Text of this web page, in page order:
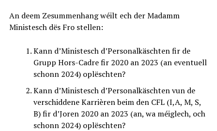
An deem Zesummenhang wéilt ech der Madamm
Ministesch dës Fro stellen:
Kann d’Ministesch d’Personalkäschten fir de
Grupp Hors-Cadre fir 2020 an 2023 (an eventuell
schonn 2024) oplëschten?
Kann d’Ministesch d’Personalkäschten vun de
verschiddene Karrièren beim den CFL (I,A, M, S,
B) fir d’Joren 2020 an 2023 (an, wa méiglech, och
schonn 2024) oplëschten?